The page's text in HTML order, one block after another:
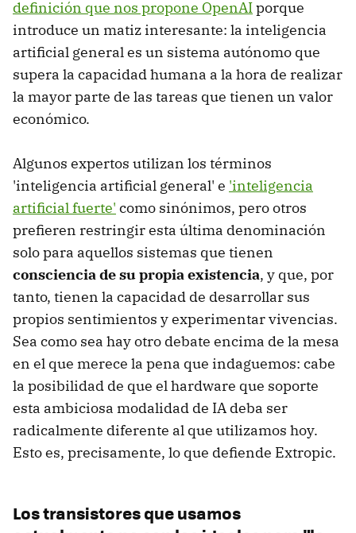
definición que nos propone OpenAIporque
introduce un matiz interesante: la inteligencia
artificial general es un sistema autónomo que
supera la capacidad humana a la hora de realizar
la mayor parte de las tareas que tienen un valor
económico.
Algunos expertos utilizan los términos
'inteligencia artificial general' e 'inteligencia
artificial fuerte' como sinónimos, pero otros
prefieren restringir esta última denominación
solo para aquellos sistemas que tienen
consciencia de su propia existencia, y que, por
tanto, tienen la capacidad de desarrollar sus
propios sentimientos y experimentar vivencias.
Sea como sea hay otro debate encima de la mesa
en el que merece la pena que indaguemos: cabe
la posibilidad de que el hardware que soporte
esta ambiciosa modalidad de IA deba ser
radicalmente diferente al que utilizamos hoy.
Esto es, precisamente, lo que defiende Extropic.
Los transistores que usamos